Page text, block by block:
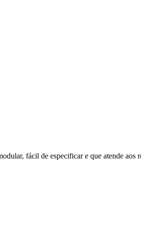
fácil de especificar e que atende